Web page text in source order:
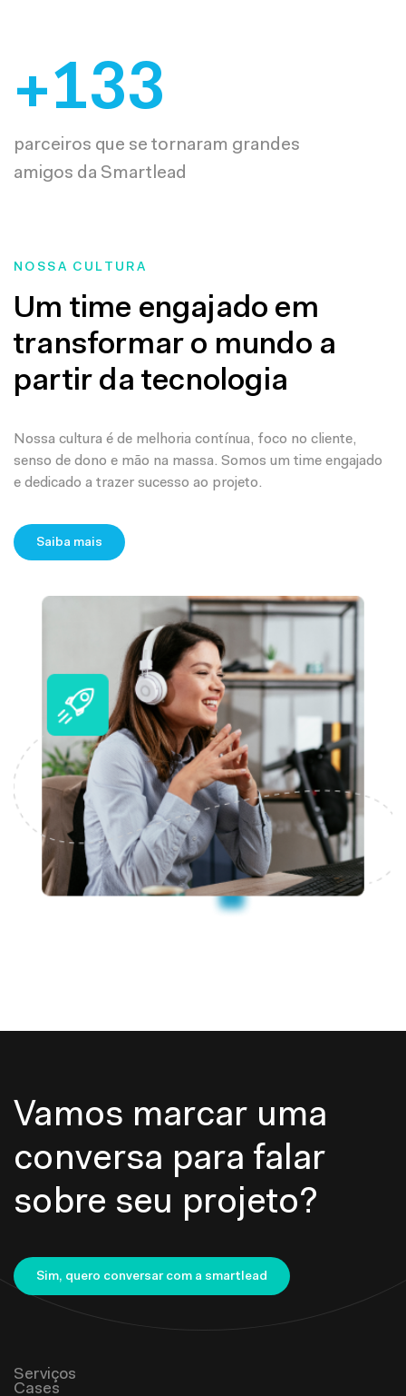
+133
parceiros que se tornaram grandes
amigos da Smartlead
NOSSA CULTURA
Um time engajado em
transformar o mundo a
partir da tecnologia
Nossa cultura é de melhoria contínua, foco no cliente,
senso de dono e mão na massa. Somos um time engajado
e dedicado a trazer sucesso ao projeto.
Saiba mais
Vamos marcar uma
conversa para falar
sobre seu projeto?
Sim, quero conversar com a smartlead
Serviços
Cases